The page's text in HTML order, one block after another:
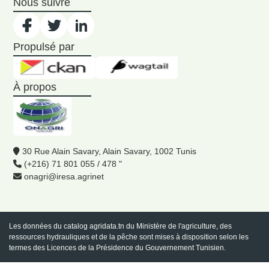
Propulsé par
À propos
30 Rue Alain Savary, Alain Savary, 1002 Tunis
(+216) 71 801 055 / 478 "
onagri@iresa.agrinet
Les données du catalog agridata.tn du Ministère de l'agriculture, des
ressources hydrauliques et de la pêche sont mises à disposition selon les
termes des Licences de la Présidence du Gouvernement Tunisien.